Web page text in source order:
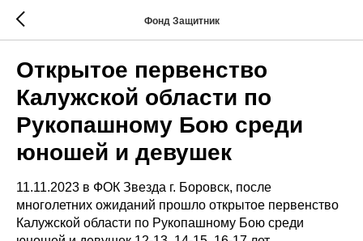
Фонд Защитник
Открытое первенство
Калужской области по
Рукопашному Бою среди
юношей и девушек
11.11.2023 в ФОК Звезда г. Боровск, после
многолетних ожиданий прошло открытое первенство
Калужской области по Рукопашному Бою среди